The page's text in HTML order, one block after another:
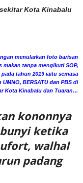
Kota Kinabalu
menularkan foto barisan
tanpa mengikuti SOP,
tahun 2019 iaitu semasa
BERSATU dan PBS di
Kota Kinabalu dan Tuaran…
kononnya
ketika
walhal
padang